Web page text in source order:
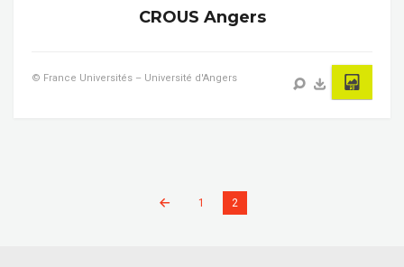
CROUS Angers
© France Universités – Université d'Angers
1 2